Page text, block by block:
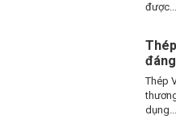
được...
Thép
dụng...